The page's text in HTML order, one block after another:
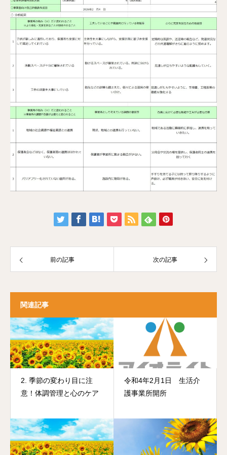
前の記事 次の記事
関連記事
2. 季節の変わり目に注
意！体調管理と心のケア
令和4年2月1日 生活介
護事業所開所